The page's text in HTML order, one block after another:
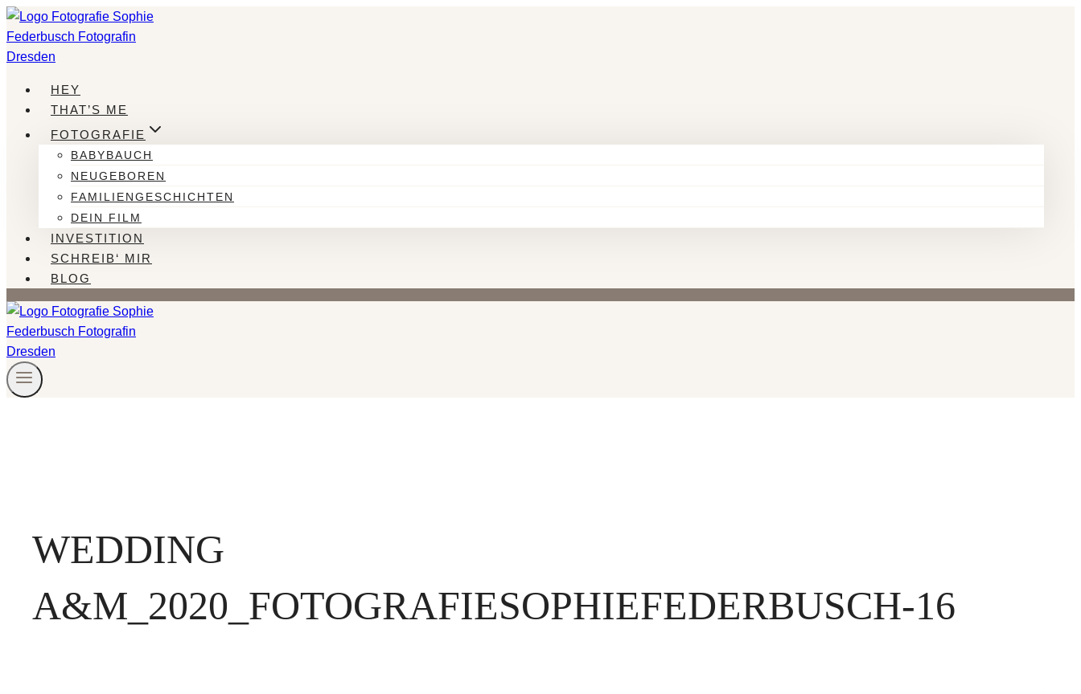
Zum
Inhalt
springen
HEY
THAT’S ME
FOTOGRAFIE
BABYBAUCH
NEUGEBOREN
FAMILIENGESCHICHTEN
DEIN FILM
INVESTITION
SCHREIB‘ MIR
BLOG
WEDDING
A&M_2020_FOTOGRAFIESOPHIEFEDERBUSCH-16